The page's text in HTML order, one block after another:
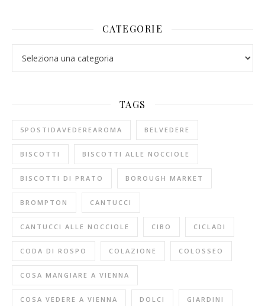
CATEGORIE
TAGS
5POSTIDAVEDEREAROMA BELVEDERE
BISCOTTI BISCOTTI ALLE NOCCIOLE
BISCOTTI DI PRATO BOROUGH MARKET
BROMPTON CANTUCCI
CANTUCCI ALLE NOCCIOLE CIBO CICLADI
CODA DI ROSPO COLAZIONE COLOSSEO
COSA MANGIARE A VIENNA
COSA VEDERE A VIENNA DOLCI GIARDINI